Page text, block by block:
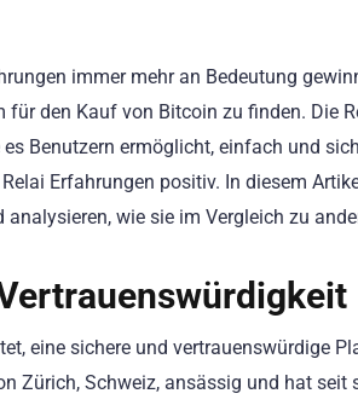
immer mehr an Bedeutung
den Kauf von Bitcoin zu finden. Die
Benutzern ermöglicht, einfach und
Erfahrungen positiv. In diesem
analysieren, wie sie im Vergleich zu
eine sichere und vertrauenswürdige
Zürich, Schweiz, ansässig und hat